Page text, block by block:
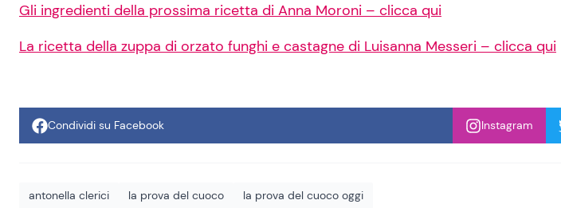
Gli ingredienti della prossima ricetta di Anna Moroni – clicca qui
La ricetta della zuppa di orzato funghi e castagne di Luisanna Messeri – clicca qui
Condividi su Facebook Instagram
antonella clerici la prova del cuoco la prova del cuoco oggi